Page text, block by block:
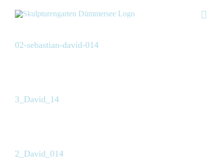
02-sebastian-david-014
3_David_14
2_David_014